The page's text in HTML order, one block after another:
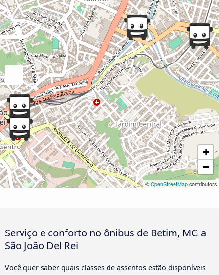
+
−
© OpenStreetMap contributors
Serviço e conforto no ônibus de Betim, MG a
São João Del Rei
Você quer saber quais classes de assentos estão disponíveis